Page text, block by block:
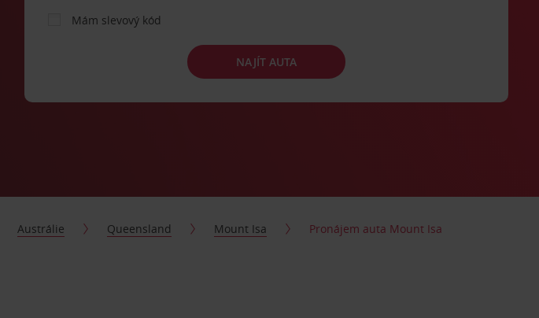
Mám slevový kód
NAJÍT AUTA
Austrálie Queensland Mount Isa Pronájem auta Mount Isa